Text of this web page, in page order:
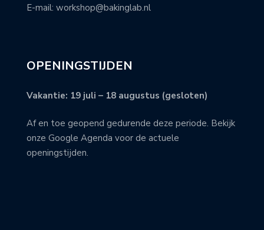
E-mail: workshop@bakinglab.nl
OPENINGSTIJDEN
Vakantie: 19 juli – 18 augustus (gesloten)
Af en toe geopend gedurende deze periode. Bekijk
onze Google Agenda voor de actuele
openingstijden.